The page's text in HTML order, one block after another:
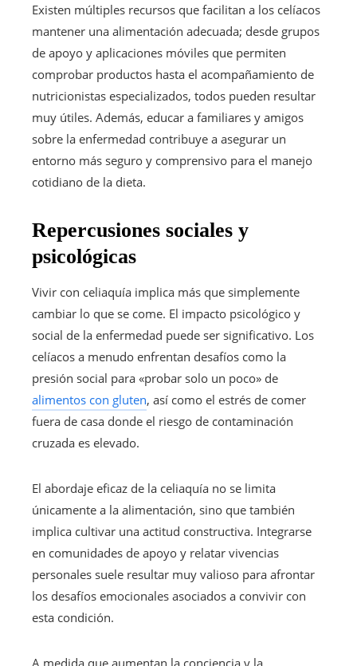
Existen múltiples recursos que facilitan a los celíacos
mantener una alimentación adecuada; desde grupos
de apoyo y aplicaciones móviles que permiten
comprobar productos hasta el acompañamiento de
nutricionistas especializados, todos pueden resultar
muy útiles. Además, educar a familiares y amigos
sobre la enfermedad contribuye a asegurar un
entorno más seguro y comprensivo para el manejo
cotidiano de la dieta.
Repercusiones sociales y
psicológicas
Vivir con celiaquía implica más que simplemente
cambiar lo que se come. El impacto psicológico y
social de la enfermedad puede ser significativo. Los
celíacos a menudo enfrentan desafíos como la
presión social para «probar solo un poco» de
alimentos con gluten, así como el estrés de comer
fuera de casa donde el riesgo de contaminación
cruzada es elevado.
El abordaje eficaz de la celiaquía no se limita
únicamente a la alimentación, sino que también
implica cultivar una actitud constructiva. Integrarse
en comunidades de apoyo y relatar vivencias
personales suele resultar muy valioso para afrontar
los desafíos emocionales asociados a convivir con
esta condición.
A medida que aumentan la conciencia y la